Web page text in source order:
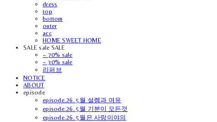
dress
top
bottom
outer
acc
HOME SWEET HOME
SALE sale SALE
~ 70% sale
~ 30% sale
리퍼브
NOTICE
ABOUT
episode
episode.26. 5월 설렘과 여유
episode.26. 5월 기분이 모든것
episode.26. 5월은 사랑이야의